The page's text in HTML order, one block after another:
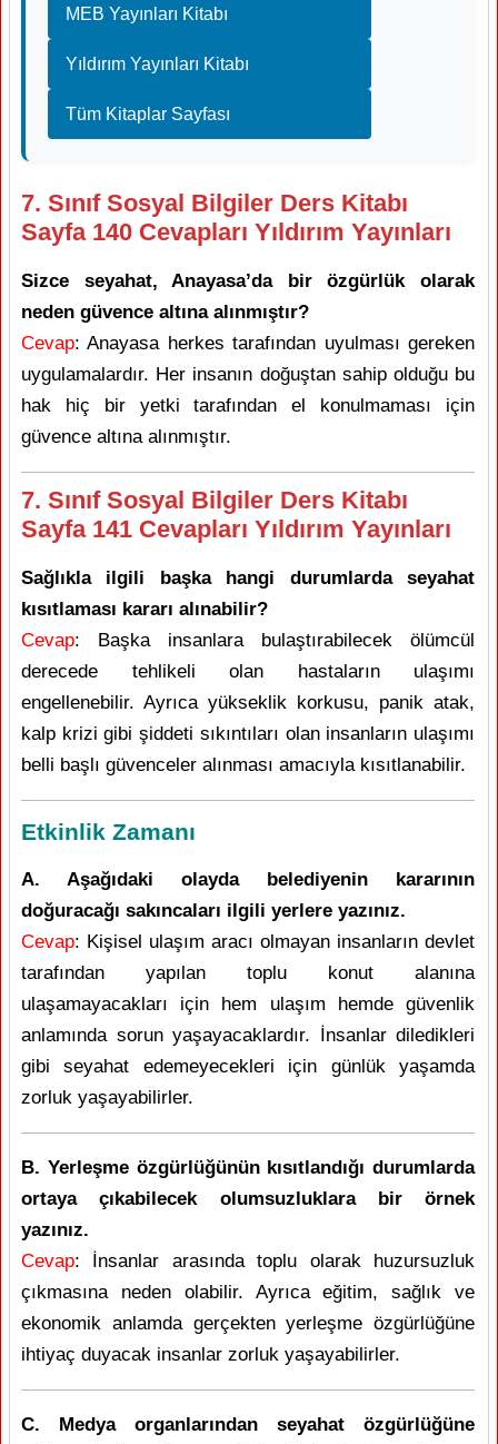
MEB Yayınları Kitabı
Yıldırım Yayınları Kitabı
Tüm Kitaplar Sayfası
7. Sınıf Sosyal Bilgiler Ders Kitabı
Sayfa 140 Cevapları Yıldırım Yayınları
Sizce seyahat, Anayasa’da bir özgürlük olarak
neden güvence altına alınmıştır?
Cevap: Anayasa herkes tarafından uyulması gereken
uygulamalardır. Her insanın doğuştan sahip olduğu bu
hak hiç bir yetki tarafından el konulmaması için
güvence altına alınmıştır.
7. Sınıf Sosyal Bilgiler Ders Kitabı
Sayfa 141 Cevapları Yıldırım Yayınları
Sağlıkla ilgili başka hangi durumlarda seyahat
kısıtlaması kararı alınabilir?
Cevap: Başka insanlara bulaştırabilecek ölümcül
derecede tehlikeli olan hastaların ulaşımı
engellenebilir. Ayrıca yükseklik korkusu, panik atak,
kalp krizi gibi şiddeti sıkıntıları olan insanların ulaşımı
belli başlı güvenceler alınması amacıyla kısıtlanabilir.
Etkinlik Zamanı
A. Aşağıdaki olayda belediyenin kararının
doğuracağı sakıncaları ilgili yerlere yazınız.
Cevap: Kişisel ulaşım aracı olmayan insanların devlet
tarafından yapılan toplu konut alanına
ulaşamayacakları için hem ulaşım hemde güvenlik
anlamında sorun yaşayacaklardır. İnsanlar diledikleri
gibi seyahat edemeyecekleri için günlük yaşamda
zorluk yaşayabilirler.
B. Yerleşme özgürlüğünün kısıtlandığı durumlarda
ortaya çıkabilecek olumsuzluklara bir örnek
yazınız.
Cevap: İnsanlar arasında toplu olarak huzursuzluk
çıkmasına neden olabilir. Ayrıca eğitim, sağlık ve
ekonomik anlamda gerçekten yerleşme özgürlüğüne
ihtiyaç duyacak insanlar zorluk yaşayabilirler.
C. Medya organlarından seyahat özgürlüğüne